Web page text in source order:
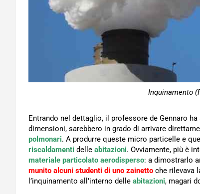
Inquinamento
Entrando nel dettaglio, il professore de Gennaro
dimensioni, sarebbero in grado di arrivare
polmonari. A produrre queste micro particelle e
riscaldamenti delle abitazioni. Ovviamente, più è
materiale particolato aerodisperso: a dimostrarlo
munito alcuni studenti di uno zainetto che rilevava
l’inquinamento all’interno delle abitazioni, magari